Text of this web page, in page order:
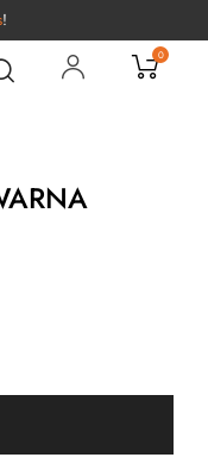
!
0